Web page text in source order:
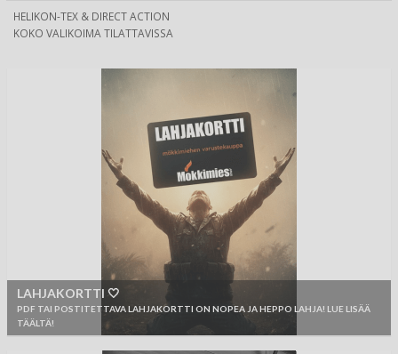
HELIKON-TEX & DIRECT ACTION
KOKO VALIKOIMA TILATTAVISSA
LAHJAKORTTI 🤍
PDF TAI POSTITETTAVA LAHJAKORTTI ON NOPEA JA HEPPO LAHJA! LUE LISÄÄ
TÄÄLTÄ!